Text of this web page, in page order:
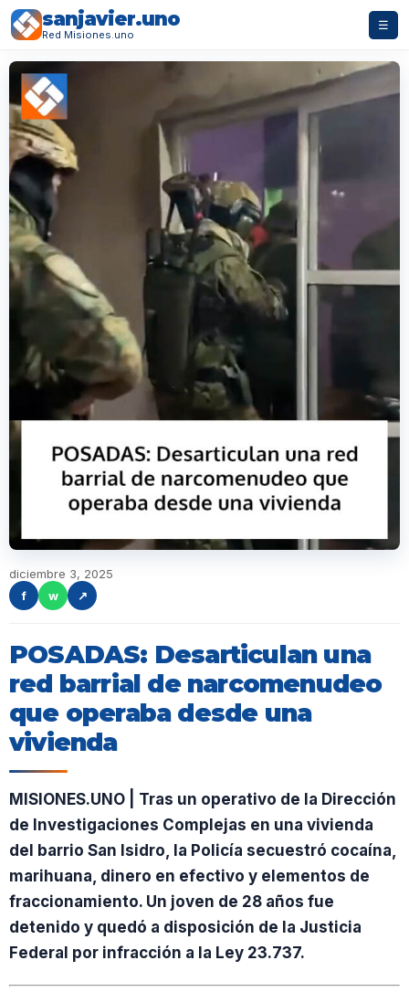
sanjavier.uno
Red Misiones.uno
☰
diciembre 3, 2025
f
w ↗
POSADAS: Desarticulan una
red barrial de narcomenudeo
que operaba desde una
vivienda
MISIONES.UNO | Tras un operativo de la Dirección
de Investigaciones Complejas en una vivienda
del barrio San Isidro, la Policía secuestró cocaína,
marihuana, dinero en efectivo y elementos de
fraccionamiento. Un joven de 28 años fue
detenido y quedó a disposición de la Justicia
Federal por infracción a la Ley 23.737.